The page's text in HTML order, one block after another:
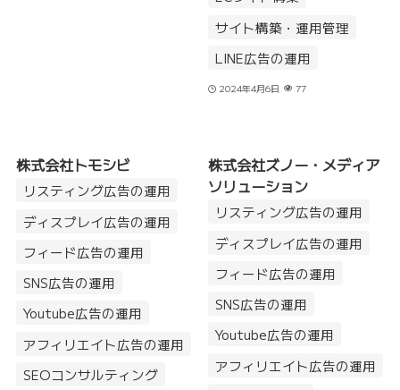
サイト構築・運用管理
LINE広告の運用
2024年4月6日 77
株式会社トモシビ
リスティング広告の運用
ディスプレイ広告の運用
フィード広告の運用
SNS広告の運用
Youtube広告の運用
アフィリエイト広告の運用
SEOコンサルティング
株式会社ズノー・メディア
ソリューション
リスティング広告の運用
ディスプレイ広告の運用
フィード広告の運用
SNS広告の運用
Youtube広告の運用
アフィリエイト広告の運用